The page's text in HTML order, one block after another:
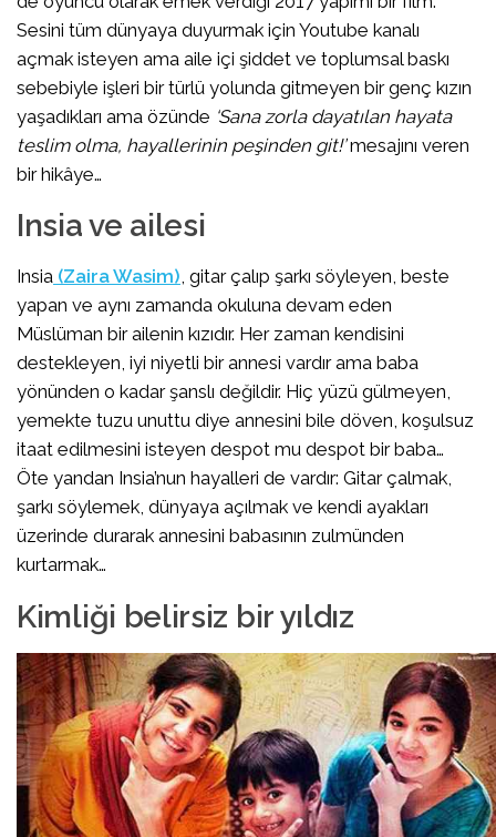
Sesini tüm dünyaya duyurmak için Youtube kanalı
açmak isteyen ama aile içi şiddet ve toplumsal baskı
sebebiyle işleri bir türlü yolunda gitmeyen bir genç kızın
yaşadıkları ama özünde ‘Sana zorla dayatılan hayata
teslim olma, hayallerinin peşinden git!’mesajını veren
bir hikâye…
Insia ve ailesi
Insia (Zaira Wasim), gitar çalıp şarkı söyleyen, beste
yapan ve aynı zamanda okuluna devam eden
Müslüman bir ailenin kızıdır. Her zaman kendisini
destekleyen, iyi niyetli bir annesi vardır ama baba
yönünden o kadar şanslı değildir. Hiç yüzü gülmeyen,
yemekte tuzu unuttu diye annesini bile döven, koşulsuz
itaat edilmesini isteyen despot mu despot bir baba…
Öte yandan Insia’nun hayalleri de vardır: Gitar çalmak,
şarkı söylemek, dünyaya açılmak ve kendi ayakları
üzerinde durarak annesini babasının zulmünden
kurtarmak…
Kimliği belirsiz bir yıldız